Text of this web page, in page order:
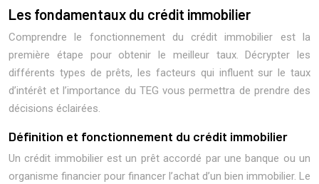
Les fondamentaux du crédit immobilier
Comprendre le fonctionnement du crédit immobilier est la
première étape pour obtenir le meilleur taux. Décrypter les
différents types de prêts, les facteurs qui influent sur le taux
d’intérêt et l’importance du TEG vous permettra de prendre des
décisions éclairées.
Définition et fonctionnement du crédit immobilier
Un crédit immobilier est un prêt accordé par une banque ou un
organisme financier pour financer l’achat d’un bien immobilier. Le